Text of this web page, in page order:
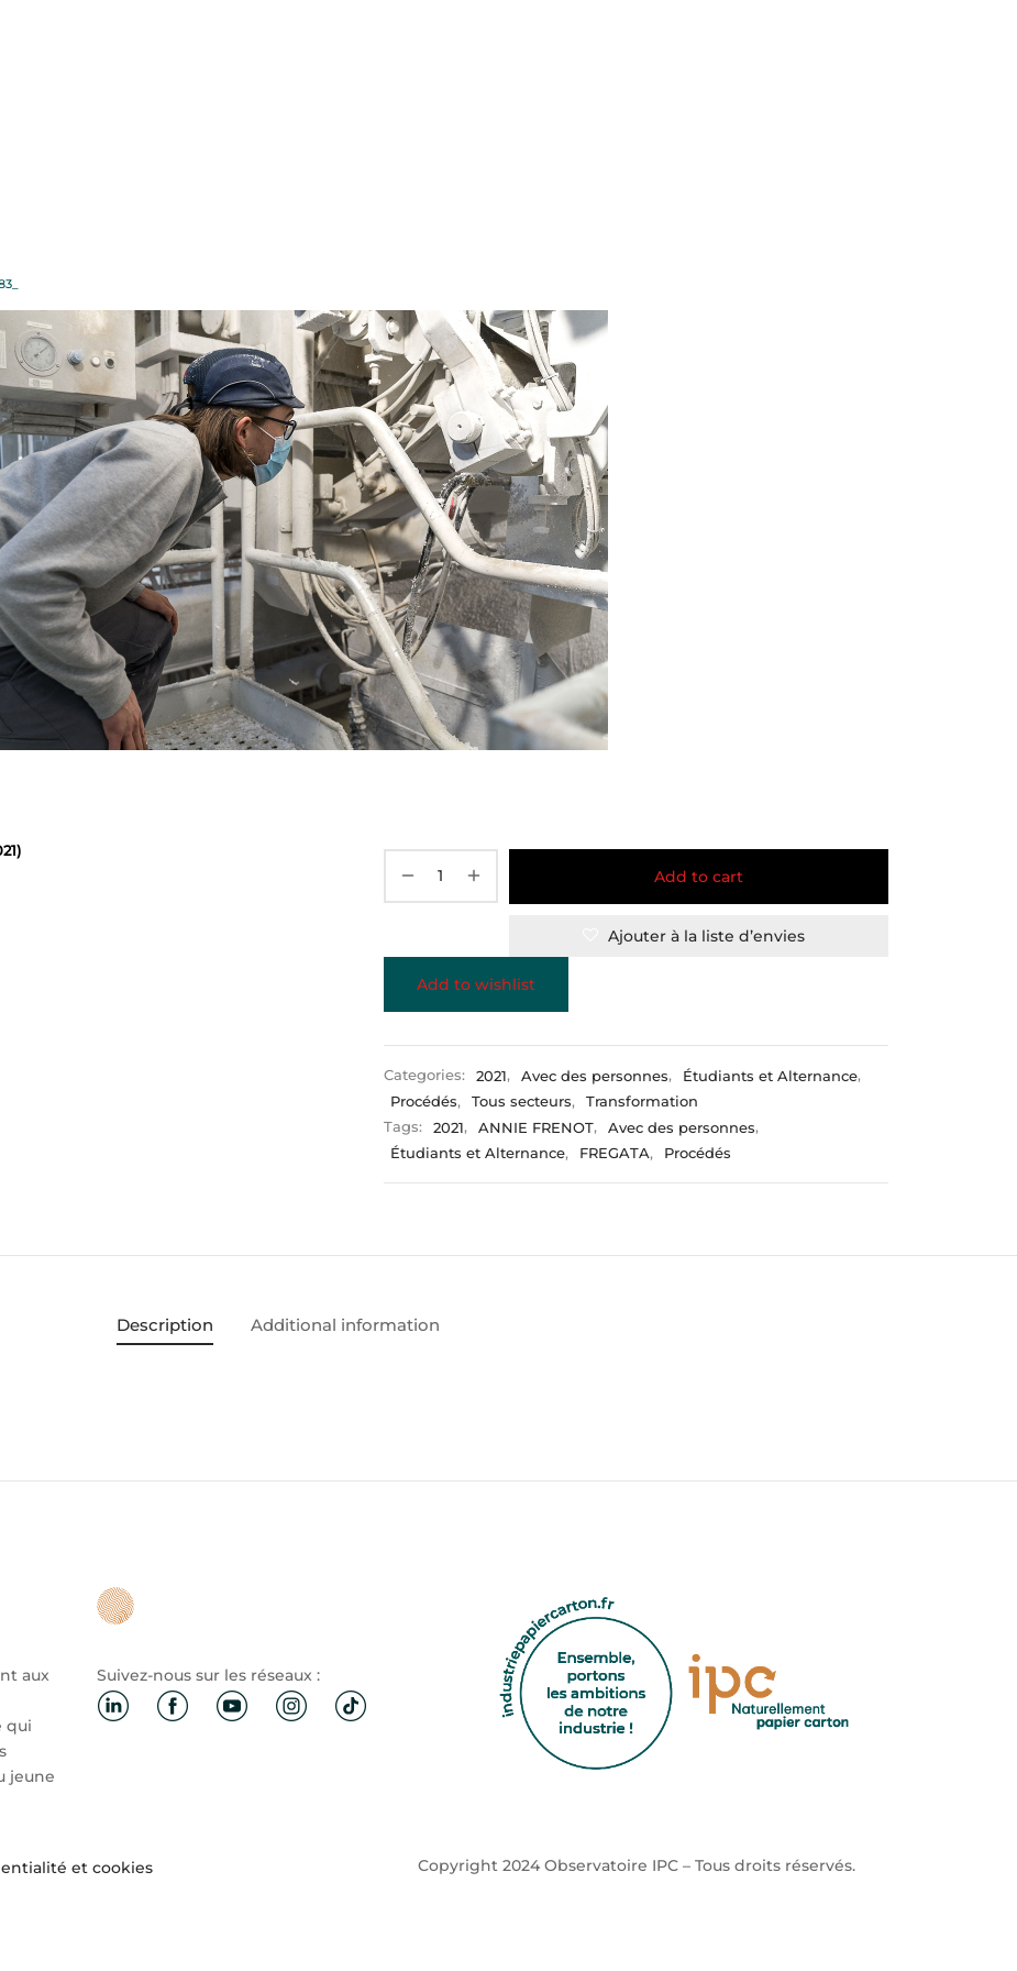
Add to cart
Ajouter à la liste d’envies
Add to wishlist
Categories: 2021, Avec des personnes, Étudiants et Alternance,
Procédés, Tous secteurs,
Transformation
Tags:
2021, ANNIE FRENOT, Avec des personnes,
Étudiants et Alternance, FREGATA, Procédés
Description Additional information
aux
qui
jeune
Suivez-nous sur les réseaux :
et cookies Copyright 2024 Observatoire IPC – Tous droits réservés.